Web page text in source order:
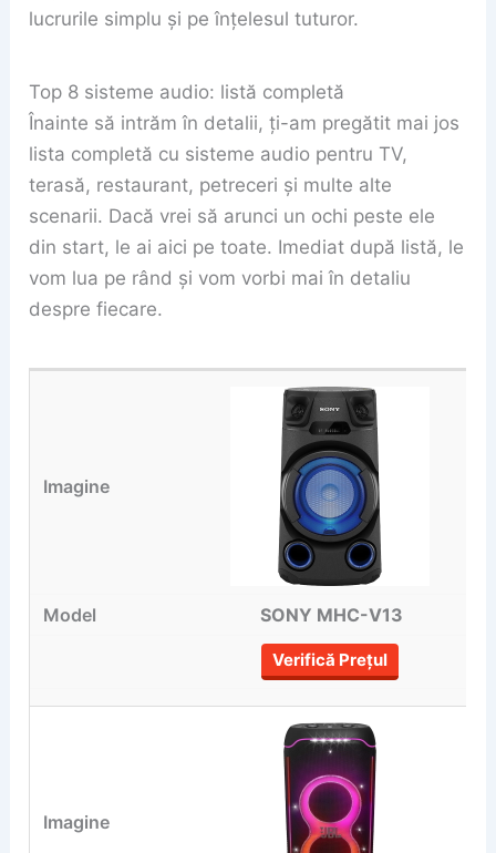
lucrurile simplu și pe înțelesul tuturor.
Top 8 sisteme audio: listă completă
Înainte să intrăm în detalii, ți-am pregătit mai jos
lista completă cu sisteme audio pentru TV,
terasă, restaurant, petreceri și multe alte
scenarii. Dacă vrei să arunci un ochi peste ele
din start, le ai aici pe toate. Imediat după listă, le
vom lua pe rând și vom vorbi mai în detaliu
despre fiecare.
SONY MHC-V13
Verifică Prețul